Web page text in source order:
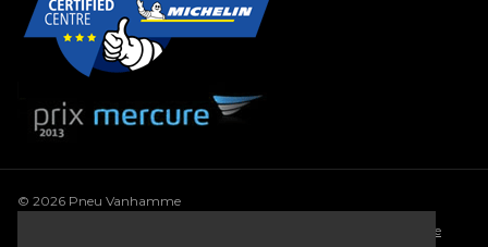
© 2026 Pneu Vanhamme
Politique